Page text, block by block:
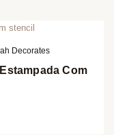
Decorates
Com